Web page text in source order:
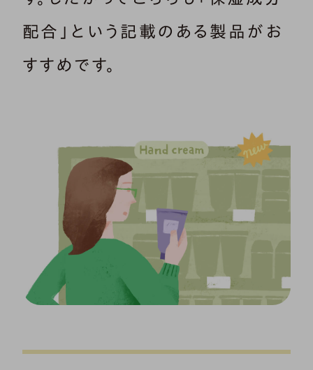
配合」という記載のある製品がお
すすめです。